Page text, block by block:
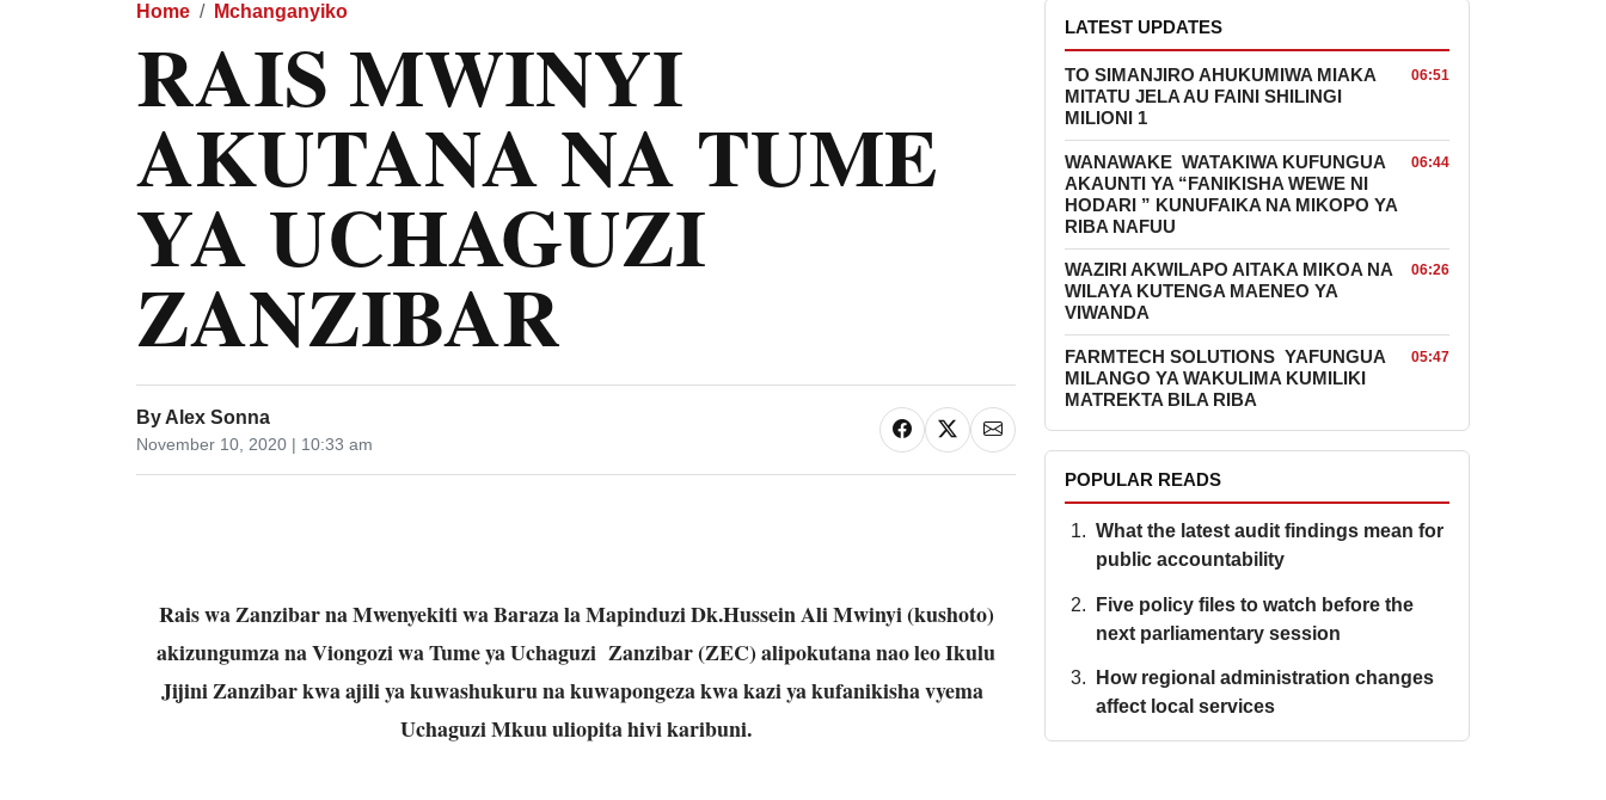
Home Mchanganyiko
RAIS MWINYI
AKUTANA NA TUME
YA UCHAGUZI
ZANZIBAR
By Alex Sonna
November 10, 2020 | 10:33 am
Rais wa Zanzibar na Mwenyekiti wa Baraza la Mapinduzi Dk.Hussein Ali Mwinyi (kushoto)
akizungumza na Viongozi wa Tume ya Uchaguzi Zanzibar (ZEC) alipokutana nao leo Ikulu
Jijini Zanzibar kwa ajili ya kuwashukuru na kuwapongeza kwa kazi ya kufanikisha vyema
Uchaguzi Mkuu uliopita hivi karibuni.
LATEST UPDATES
TO SIMANJIRO AHUKUMIWA MIAKA
MITATU JELA AU FAINI SHILINGI
MILIONI 1
06:51
WANAWAKE WATAKIWA KUFUNGUA
AKAUNTI YA “FANIKISHA WEWE NI
HODARI ” KUNUFAIKA NA MIKOPO YA
RIBA NAFUU
06:44
WAZIRI AKWILAPO AITAKA MIKOA NA
WILAYA KUTENGA MAENEO YA
VIWANDA
06:26
FARMTECH SOLUTIONS YAFUNGUA
MILANGO YA WAKULIMA KUMILIKI
MATREKTA BILA RIBA
05:47
POPULAR READS
What the latest audit findings mean for
public accountability
Five policy files to watch before the
next parliamentary session
How regional administration changes
affect local services